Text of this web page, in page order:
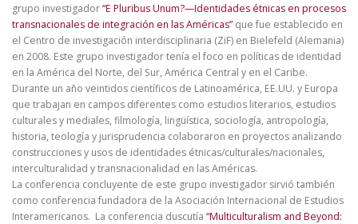
grupo investigador“E Pluribus Unum?—Identidades étnicas en procesos
transnacionales de integración en las Américas” que fue establecido en
el Centro de investigación interdisciplinaria (ZiF) en Bielefeld (Alemania)
en 2008. Este grupo investigador tenía el foco en políticas de identidad
en la América del Norte, del Sur, América Central y en el Caribe.
Durante un año veintidos científicos de Latinoamérica, EE.UU. y Europa
que trabajan en campos diferentes como estudios literarios, estudios
culturales y mediales, filmología, lingüística, sociología, antropología,
historia, teología y jurisprudencia colaboraron en proyectos analizando
construcciones y usos de identidades étnicas/culturales/nacionales,
interculturalidad y transnacionalidad en las Américas.
La conferencia concluyente de este grupo investigador sirvió también
como conferencia fundadora de la Asociación Internacional de Estudios
Interamericanos. La conferencia duscutía “Multiculturalism and Beyond: